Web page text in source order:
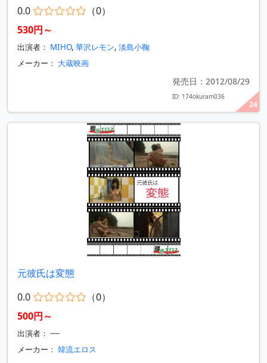
24
0.0
（0）
530円～
出演者： MIHO, 華沢レモン, 淡島小鞠
メーカー： 大蔵映画
発売日：2012/08/29
ID: 174okuram036
元彼氏は変態
0.0
（0）
500円～
出演者： ----
メーカー： 韓流エロス